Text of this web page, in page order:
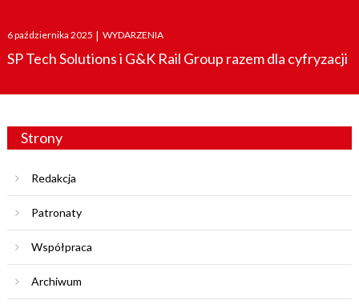
Posted
on
6 października 2025 | WYDARZENIA
SP Tech Solutions i G&K Rail Group razem dla cyfryzacji
Strony
Redakcja
Patronaty
Współpraca
Archiwum